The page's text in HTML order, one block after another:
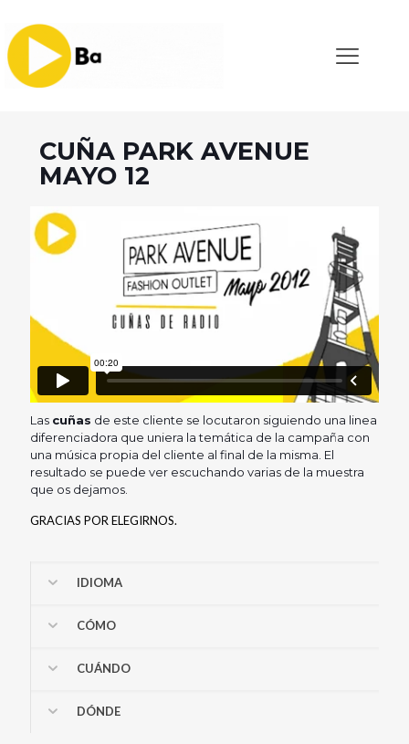
CUÑA PARK AVENUE
MAYO 12
Las cuñas de este cliente se locutaron siguiendo una linea
diferenciadora que uniera la temática de la campaña con
una música propia del cliente al final de la misma. El
resultado se puede ver escuchando varias de la muestra
que os dejamos.
GRACIAS POR ELEGIRNOS.
IDIOMA
CÓMO
CUÁNDO
DÓNDE